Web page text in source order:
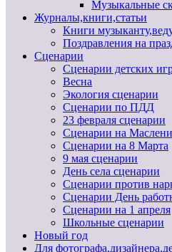
Музыкальные
Журналы,книги,статьи
Книги
Поздравления на
Сценарии
Сценарии детских
Весна
Экология сценарии
Сценарии по ПДД
23 февраля сценарии
Сценарии на
Сценарии на 8 Марта
9 мая сценарии
День села сценарии
Сценарии против
Сценарии День
Сценарии на 1 апреля
Школьные сценарии
Новый год
Для